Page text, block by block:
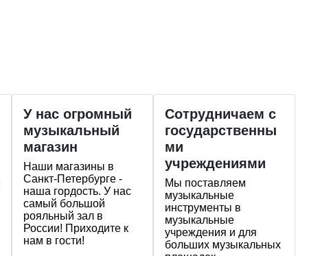
У нас огромный
музыкальный
магазин
Наши магазины в
Санкт-Петербурге -
наша гордость. У нас
самый большой
рояльный зал в
России! Приходите к
нам в гости!
Сотрудничаем с
государственны
ми
учреждениями
Мы поставляем
музыкальные
инструменты в
музыкальные
учреждения и для
больших музыкальных